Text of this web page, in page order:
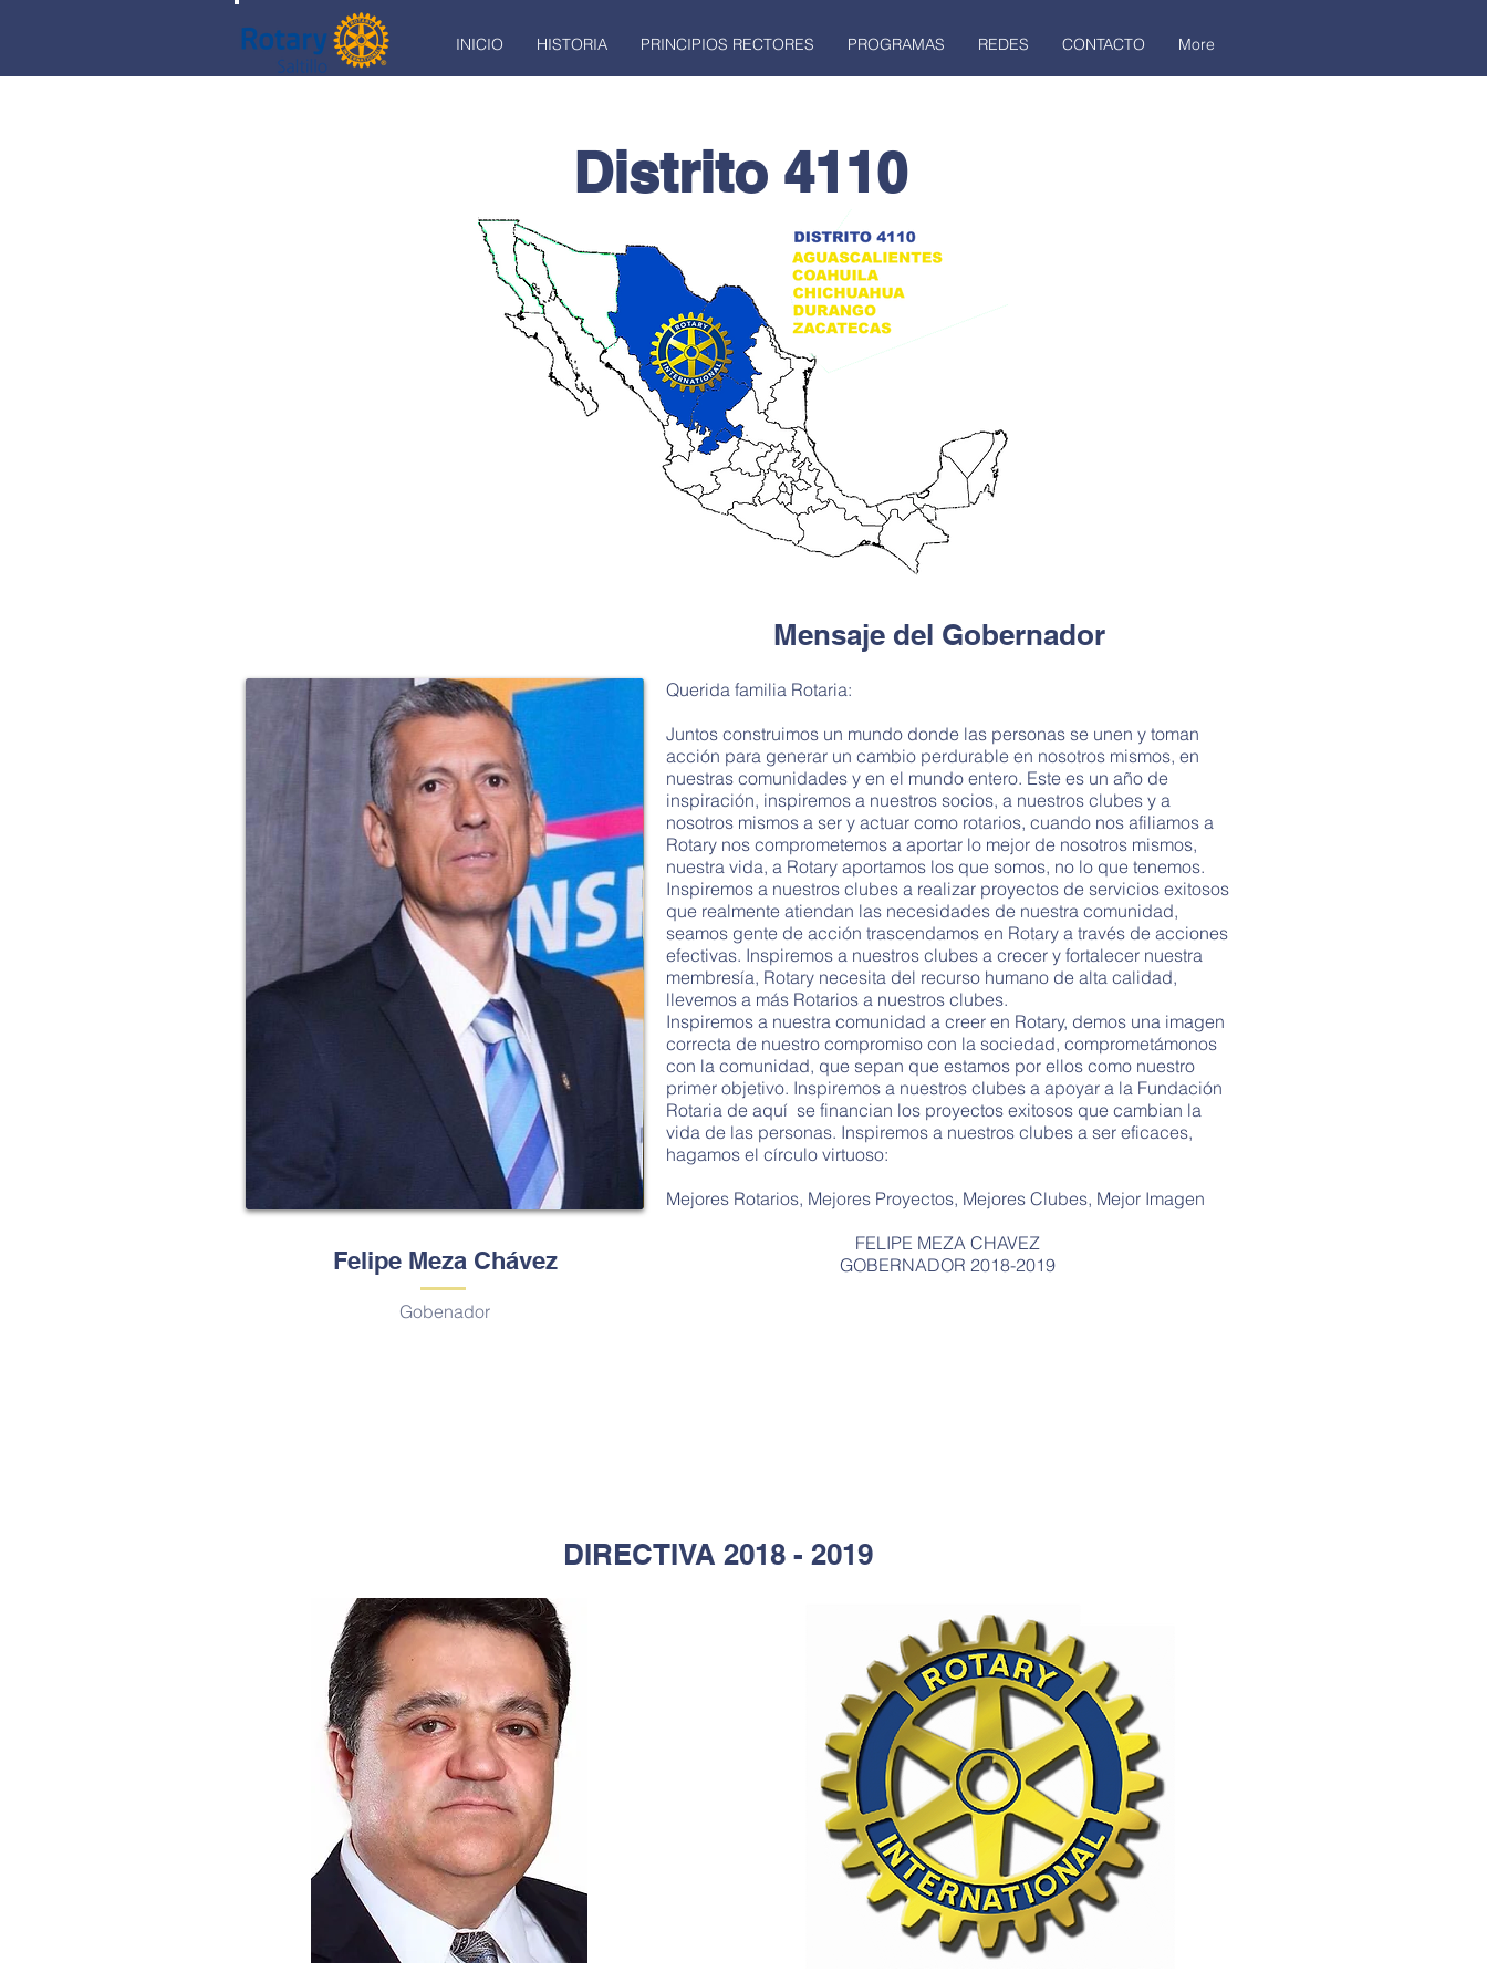
INICIO HISTORIA PRINCIPIOS RECTORES PROGRAMAS REDES CONTACTO More
Distrito 4110
Mensaje del Gobernador
Felipe Meza Chávez
Gobenador
Querida familia Rotaria:
Juntos construimos un mundo donde las personas se unen y toman
acción para generar un cambio perdurable en nosotros mismos, en
nuestras comunidades y en el mundo entero. Este es un año de
inspiración, inspiremos a nuestros socios, a nuestros clubes y a
nosotros mismos a ser y actuar como rotarios, cuando nos afiliamos a
Rotary nos comprometemos a aportar lo mejor de nosotros mismos,
nuestra vida, a Rotary aportamos los que somos, no lo que tenemos.
Inspiremos a nuestros clubes a realizar proyectos de servicios exitosos
que realmente atiendan las necesidades de nuestra comunidad,
seamos gente de acción trascendamos en Rotary a través de acciones
efectivas. Inspiremos a nuestros clubes a crecer y fortalecer nuestra
membresía, Rotary necesita del recurso humano de alta calidad,
llevemos a más Rotarios a nuestros clubes.
Inspiremos a nuestra comunidad a creer en Rotary, demos una imagen
correcta de nuestro compromiso con la sociedad, comprometámonos
con la comunidad, que sepan que estamos por ellos como nuestro
primer objetivo. Inspiremos a nuestros clubes a apoyar a la Fundación
Rotaria de aquí se financian los proyectos exitosos que cambian la
vida de las personas. Inspiremos a nuestros clubes a ser eficaces,
hagamos el círculo virtuoso:
Mejores Rotarios, Mejores Proyectos, Mejores Clubes, Mejor Imagen
FELIPE MEZA CHAVEZ
GOBERNADOR 2018-2019
DIRECTIVA 2018 - 2019